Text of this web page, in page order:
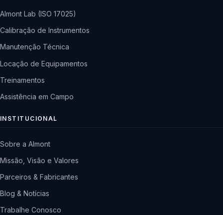
Almont Lab (ISO 17025)
Calibração de Instrumentos
Manutenção Técnica
Locação de Equipamentos
Treinamentos
Assistência em Campo
INSTITUCIONAL
Sobre a Almont
Missão, Visão e Valores
Parceiros & Fabricantes
Blog & Notícias
Trabalhe Conosco